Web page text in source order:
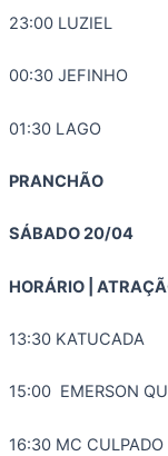
23:00 LUZIEL
00:30 JEFINHO
01:30 LAGO
PRANCHÃO
SÁBADO 20/04
HORÁRIO |
13:30 KATUCADA
15:00 EMERSON
16:30 MC CULPADO